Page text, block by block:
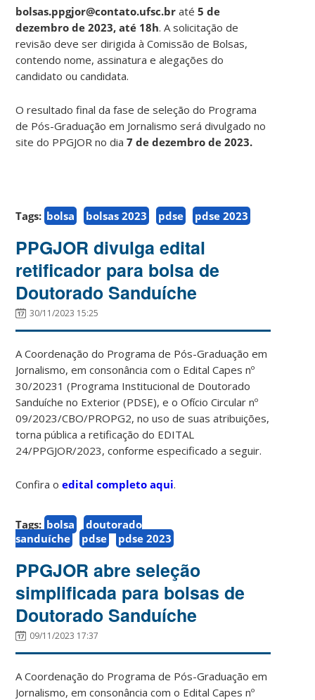
bolsas.ppgjor@contato.ufsc.br até5 de
dezembro de 2023, até 18h. A solicitação de
revisão deve ser dirigida à Comissão de Bolsas,
contendo nome, assinatura e alegações do
candidato ou candidata.
O resultado final da fase de seleção do Programa
de Pós-Graduação em Jornalismo será divulgado no
site do PPGJOR no dia7 de dezembro de 2023.
Tags: bolsa bolsas 2023 pdse pdse 2023
PPGJOR divulga edital
retificador para bolsa de
Doutorado Sanduíche
30/11/2023 15:25
A Coordenação do Programa de Pós-Graduação em
Jornalismo, em consonância com o Edital Capes nº
30/20231 (Programa Institucional de Doutorado
Sanduíche no Exterior (PDSE), e o Ofício Circular nº
09/2023/CBO/PROPG2, no uso de suas atribuições,
torna pública a retificação do EDITAL
24/PPGJOR/2023, conforme especificado a seguir.
Confira oedital completo aqui.
Tags: bolsa
doutorado
sanduíche
pdse pdse 2023
PPGJOR abre seleção
simplificada para bolsas de
Doutorado Sanduíche
09/11/2023 17:37
A Coordenação do Programa de Pós-Graduação em
Jornalismo, em consonância com o Edital Capes nº